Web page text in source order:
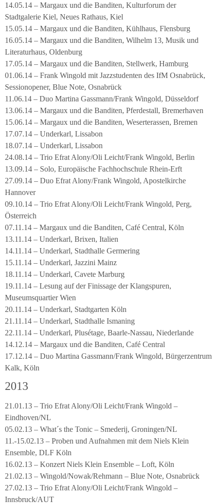
14.05.14 – Margaux und die Banditen, Kulturforum der
Stadtgalerie Kiel, Neues Rathaus, Kiel
15.05.14 – Margaux und die Banditen, Kühlhaus, Flensburg
16.05.14 – Margaux und die Banditen, Wilhelm 13, Musik und
Literaturhaus, Oldenburg
17.05.14 – Margaux und die Banditen, Stellwerk, Hamburg
01.06.14 – Frank Wingold mit Jazzstudenten des IfM Osnabrück,
Sessionopener, Blue Note, Osnabrück
11.06.14 – Duo Martina Gassmann/Frank Wingold, Düsseldorf
13.06.14 – Margaux und die Banditen, Pferdestall, Bremerhaven
15.06.14 – Margaux und die Banditen, Weserterassen, Bremen
17.07.14 – Underkarl, Lissabon
18.07.14 – Underkarl, Lissabon
24.08.14 – Trio Efrat Alony/Oli Leicht/Frank Wingold, Berlin
13.09.14 – Solo, Europäische Fachhochschule Rhein-Erft
27.09.14 – Duo Efrat Alony/Frank Wingold, Apostelkirche
Hannover
09.10.14 – Trio Efrat Alony/Oli Leicht/Frank Wingold, Perg,
Österreich
07.11.14 – Margaux und die Banditen, Café Central, Köln
13.11.14 – Underkarl, Brixen, Italien
14.11.14 – Underkarl, Stadthalle Germering
15.11.14 – Underkarl, Jazzini Mainz
18.11.14 – Underkarl, Cavete Marburg
19.11.14 – Lesung auf der Finissage der Klangspuren,
Museumsquartier Wien
20.11.14 – Underkarl, Stadtgarten Köln
21.11.14 – Underkarl, Stadthalle Ismaning
22.11.14 – Underkarl, Plusétage, Baarle-Nassau, Niederlande
14.12.14 – Margaux und die Banditen, Café Central
17.12.14 – Duo Martina Gassmann/Frank Wingold, Bürgerzentrum
Kalk, Köln
2013
21.01.13 – Trio Efrat Alony/Oli Leicht/Frank Wingold –
Eindhoven/NL
05.02.13 – What´s the Tonic – Smederij, Groningen/NL
11.-15.02.13 – Proben und Aufnahmen mit dem Niels Klein
Ensemble, DLF Köln
16.02.13 – Konzert Niels Klein Ensemble – Loft, Köln
21.02.13 – Wingold/Nowak/Rehmann – Blue Note, Osnabrück
27.02.13 – Trio Efrat Alony/Oli Leicht/Frank Wingold –
Innsbruck/AUT